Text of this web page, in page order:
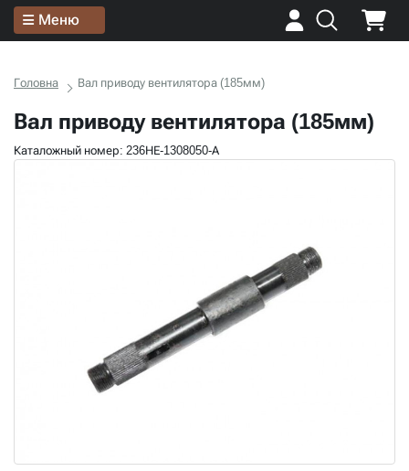
Меню
Головна Вал приводу вентилятора (185мм)
Вал приводу вентилятора (185мм)
Каталожный номер: 236НЕ-1308050-А